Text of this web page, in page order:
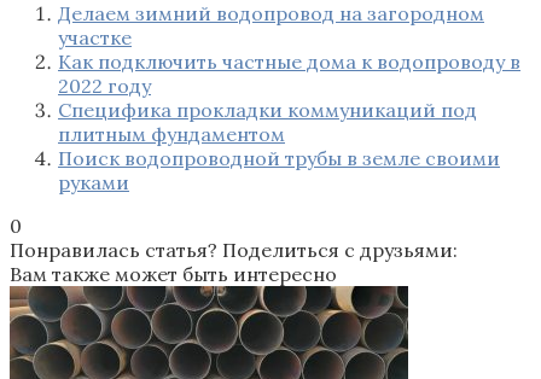
Делаем зимний водопровод на загородном
участке
Как подключить частные дома к водопроводу в
2022 году
Специфика прокладки коммуникаций под
плитным фундаментом
Поиск водопроводной трубы в земле своими
руками
0
Понравилась статья? Поделиться с друзьями:
Вам также может быть интересно